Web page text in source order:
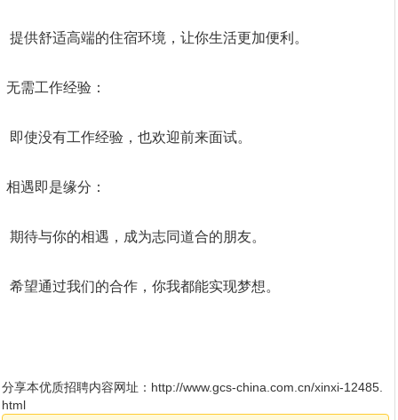
提供舒适高端的住宿环境，让你生活更加便利。
无需工作经验：
即使没有工作经验，也欢迎前来面试。
相遇即是缘分：
期待与你的相遇，成为志同道合的朋友。
希望通过我们的合作，你我都能实现梦想。
分享本优质招聘内容网址： http://www.gcs-china.com.cn/xinxi-12485.
html